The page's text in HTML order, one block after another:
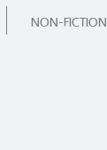
NON-FICTION